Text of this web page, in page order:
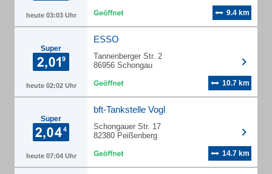
heute 03:03 Uhr 9.4 km
Super
heute 02:02 Uhr
ESSO
Tannenberger Str. 2
86956 Schongau
10.7 km
Super
heute 07:04 Uhr
bft-Tankstelle Vogl
Schongauer Str. 17
82380 Peißenberg
14.7 km